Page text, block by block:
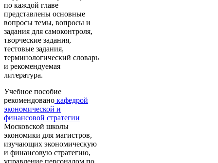
по каждой главе
представлены основные
вопросы темы, вопросы и
задания для самоконтроля,
творческие задания,
тестовые задания,
терминологический словарь
и рекомендуемая
литература.
Учебное пособие
рекомендовано кафедрой
экономической и
финансовой стратегии
Московской школы
экономики для магистров,
изучающих экономическую
и финансовую стратегию,